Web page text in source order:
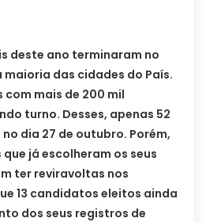
deste ano terminaram no
das cidades do País.
com mais de 200 mil
turno. Desses, apenas 52
dia 27 de outubro. Porém,
já escolheram os seus
ter reviravoltas nos
13 candidatos eleitos ainda
dos seus registros de